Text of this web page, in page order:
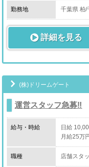
お客様の
管理を徹
勤務地 千葉県 柏/
詳細を見る
(株)ドリームゲート
運営スタッフ急募‼︎
給与・時給
日給
月給25万
職種 店舗スタ